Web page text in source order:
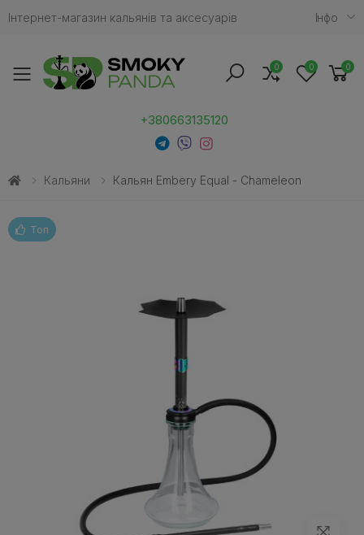
Інтернет-магазин кальянів та аксесуарів Iнфо
Toggle mobile menu
+380663135120
0 0 0
Кальяни Кальян Embery Equal - Chameleon
Топ